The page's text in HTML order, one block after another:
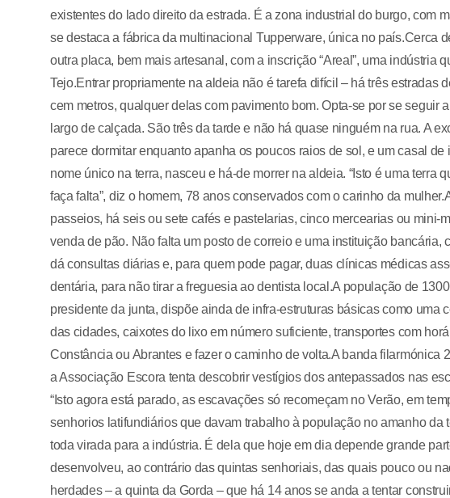
existentes do lado direito da estrada. É a zona industrial do burgo, com
se destaca a fábrica da multinacional Tupperware, única no país.Cerca
outra placa, bem mais artesanal, com a inscrição “Areal”, uma indústria
Tejo.Entrar propriamente na aldeia não é tarefa difícil – há três estradas
cem metros, qualquer delas com pavimento bom. Opta-se por se seguir
largo de calçada. São três da tarde e não há quase ninguém na rua. A
parece dormitar enquanto apanha os poucos raios de sol, e um casal
nome único na terra, nasceu e há-de morrer na aldeia. “Isto é uma terra
faça falta”, diz o homem, 78 anos conservados com o carinho da
passeios, há seis ou sete cafés e pastelarias, cinco mercearias ou
venda de pão. Não falta um posto de correio e uma instituição
dá consultas diárias e, para quem pode pagar, duas clínicas médicas
dentária, para não tirar a freguesia ao dentista local.A população de
presidente da junta, dispõe ainda de infra-estruturas básicas como uma
das cidades, caixotes do lixo em número suficiente, transportes com
Constância ou Abrantes e fazer o caminho de volta.A banda filarmónica
a Associação Escora tenta descobrir vestígios dos antepassados nas
“Isto agora está parado, as escavações só recomeçam no Verão, em
senhorios latifundiários que davam trabalho à população no amanho
toda virada para a indústria. É dela que hoje em dia depende grande
desenvolveu, ao contrário das quintas senhoriais, das quais pouco ou
herdades – a quinta da Gorda – que há 14 anos se anda a tentar